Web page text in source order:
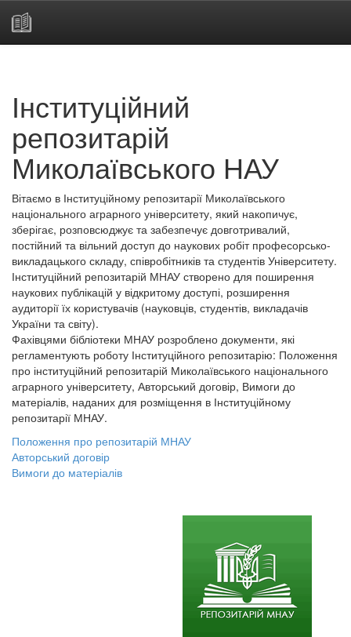
Інституційний
репозитарій
Миколаївського НАУ
Вітаємо в Інституційному репозитарії Миколаївського
національного аграрного університету, який накопичує,
зберігає, розповсюджує та забезпечує довготривалий,
постійний та вільний доступ до наукових робіт професорсько-
викладацького складу, співробітників та студентів Університету.
Інституційний репозитарій МНАУ створено для поширення
наукових публікацій у відкритому доступі, розширення
аудиторії їх користувачів (науковців, студентів, викладачів
України та світу).
Фахівцями бібліотеки МНАУ розроблено документи, які
регламентують роботу Інституційного репозитарію: Положення
про інституційний репозитарій Миколаївського національного
аграрного університету, Авторський договір, Вимоги до
матеріалів, наданих для розміщення в Інституційному
репозитарії МНАУ.
Положення про репозитарій МНАУ
Авторський договір
Вимоги до матеріалів